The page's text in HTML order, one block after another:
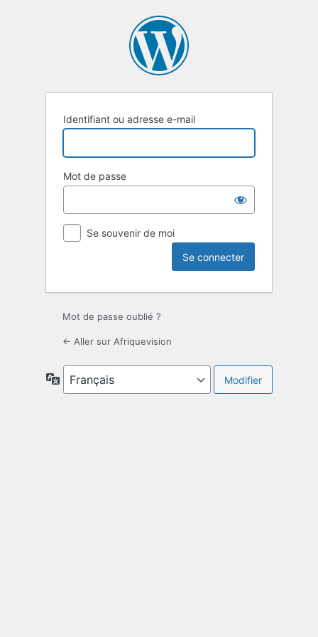
Identifiant ou adresse e-mail
Mot de passe
Se souvenir de moi
Mot de passe oublié ?
← Aller sur Afriquevision
Langue